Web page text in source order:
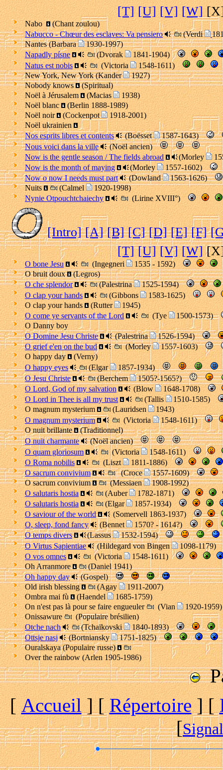
[T] [U] [V] [W]
Nabo
(Chant zoulou)
Nabucco - Chœur des esclaves: Va pensiero
(Verdi
Nantes (Barbara
1930-1997)
Napadly písne
(Dvorak
1841-1904)
Natus est nobis
(Victoria
1548-1611)
New York, New York (Kander
1927)
Nobody knows (Spiritual)
Noël à Jérusalem (Macias
1938)
Noël blanc
(Berlin 1888-1989)
Noël noir
(Cockenpot
1918-2001)
Noël ukrainien
Nos esprits libres et contents
(Boësset
1587-1643)
Nous voici dans la ville
(Noël ancien)
Now is the gentle season / The fields abroad
(Morley
Now is the month of maying
(Morley
1557-1602)
Now o now I needs must part
(Dowland
1563-1626)
Nuits
(Calmel
1920-1998)
Nynie Otpouchtchaiechy
(Lirine XVIII°)
[Intro] [A] [B] [C] [D] [E] [F]
[T] [U] [V] [W]
O bone Jesu (Ingegneri
1535 - 1592)
O bruit doux (Legros)
O che splendor
(Palestrina
1525-1594)
O clap your hands
(Gibbons
1583-1625)
O clap your hands
(Rutter
1945)
O come ye servants of the Lord
(Tye
1500-1573)
O Danny boy
O Domine Jesu Christe
(Palestrina
1526-1594)
O grief e'en on the bud
(Morley
1557-1603)
O happy day (Verny)
O happy eyes
(Elgar
1857-1934)
O Jesu Christe
(Berchem
1505?-1565?)
O Lord, God of my salvation
(Blow
1648-1708)
O Lord in Thee is all my trust
(Tallis
1510-1585)
O magnum mysterium
(Lauridsen
1943)
O magnum mysterium
(Victoria
1548-1611)
O nuit brillante (Traditionnel)
O nuit charmante
(Noël ancien)
O quam gloriosum
(Victoria
1548-1611)
O Roma nobilis
(Liszt
1811-1886)
O sacrum convivium
(Croce
1557-1609)
O sacrum convivium
(Messiaen
1908-1992)
O salutaris hostia
(Auber
1782-1871)
O salutaris hostia
(Elgar 1857-1934)
O saviour of the world
(Somervell 1863-1937)
O, sleep, fond fancy
(Bennet
1570? - 1614?)
O temps divers
(Lassus
1532-1594)
O Virtus Sapientiae
(Hildegard von Bingen
1098-
O vos omnes
(Victoria
1548-1611)
Oh Arranmore
(Daniel 1941)
Oh happy day
(Gospel)
Old irish blessing
(Agay
1911-2007)
Ombra mai fù
(Haendel
1685-1759)
On n'est pas là pour se faire engueuler
(Vian
1920-1959)
Onissawure
(Populaire brésilien)
Otche nach
(Tchaïkovski
1840-1893)
Ottsje nasj
(Bortniansky
1751-1825)
Ouralskaya (Populaire russe)
Over the rainbow (Arlen 1905-1986)
[Accueil] [Répertoire] [
[